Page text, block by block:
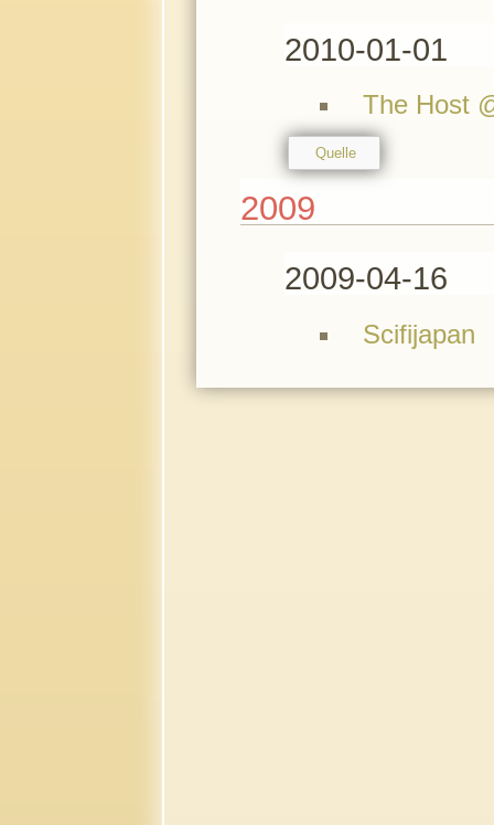
2010-01-01
The Host
Quelle
2009
2009-04-16
Scifijapan